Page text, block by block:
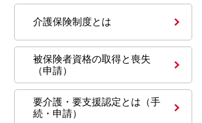
介護保険制度とは
被保険者資格の取得と喪失
（申請）
要介護・要支援認定とは（手
続・申請）